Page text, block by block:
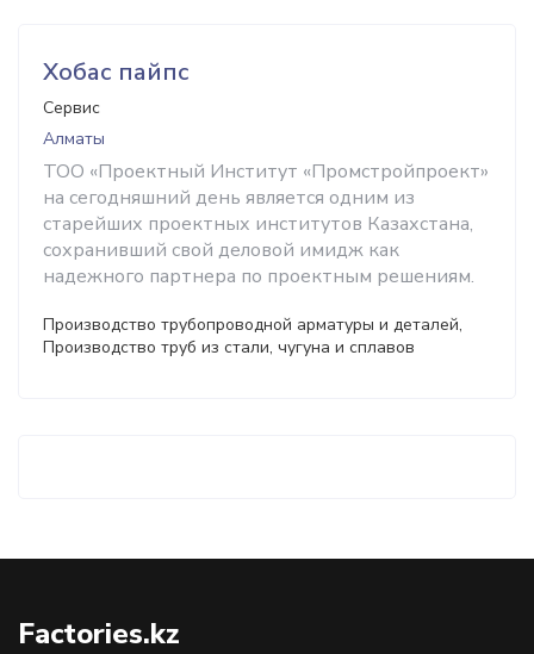
Хобас пайпс
Сервис
Алматы
ТОО «Проектный Институт «Промстройпроект»
на сегодняшний день является одним из
старейших проектных институтов Казахстана,
сохранивший свой деловой имидж как
надежного партнера по проектным решениям.
Производство трубопроводной арматуры и деталей,
Производство труб из стали, чугуна и сплавов
Factories.kz